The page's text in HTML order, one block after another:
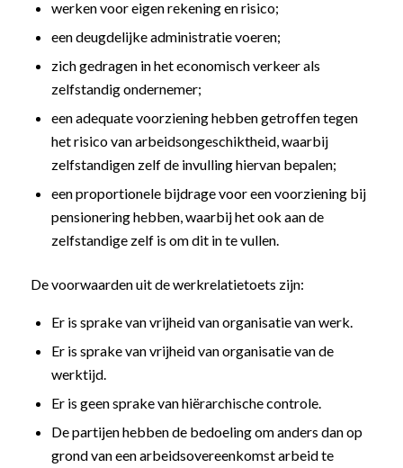
werken voor eigen rekening en risico;
een deugdelijke administratie voeren;
zich gedragen in het economisch verkeer als
zelfstandig ondernemer;
een adequate voorziening hebben getroffen tegen
het risico van arbeidsongeschiktheid, waarbij
zelfstandigen zelf de invulling hiervan bepalen;
een proportionele bijdrage voor een voorziening bij
pensionering hebben, waarbij het ook aan de
zelfstandige zelf is om dit in te vullen.
De voorwaarden uit de werkrelatietoets zijn:
Er is sprake van vrijheid van organisatie van werk.
Er is sprake van vrijheid van organisatie van de
werktijd.
Er is geen sprake van hiërarchische controle.
De partijen hebben de bedoeling om anders dan op
grond van een arbeidsovereenkomst arbeid te